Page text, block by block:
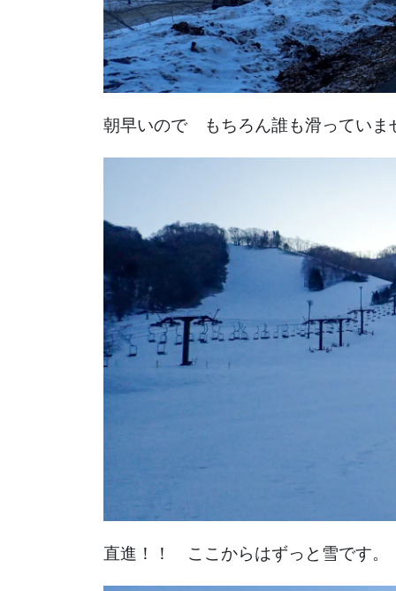
朝早いので もちろん誰も滑っていま
直進！！ ここからはずっと雪です。